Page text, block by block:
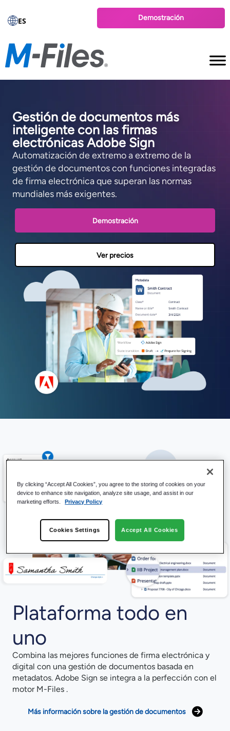
ES Demostración
Gestión de documentos más
inteligente con las firmas
electrónicas Adobe Sign
Automatización de extremo a extremo de la
gestión de documentos con funciones integradas
de firma electrónica que superan las normas
mundiales más exigentes.
Demostración
Ver precios
Plataforma todo en
uno
Combina las mejores funciones de firma electrónica y
digital con una gestión de documentos basada en
metadatos. Adobe Sign se integra a la perfección con el
motor M-Files .
Más información sobre la gestión de documentos
By clicking “Accept All Cookies”, you agree to the storing of cookies on your
device to enhance site navigation, analyze site usage, and assist in our
marketing efforts.
Privacy Policy
Cookies Settings Accept All Cookies